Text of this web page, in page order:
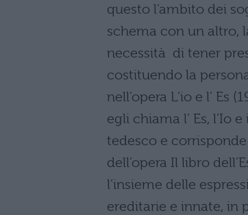
questo l’ambito dei
schema con un altro,
necessità di tener
costituendo la
nell’opera L’io e l’ Es
egli chiama l’ Es, l’Io
tedesco e
dell’opera Il libro
l’insieme delle
ereditarie e innate, in